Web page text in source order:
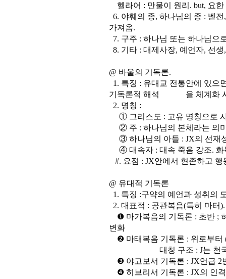
헬라어 : 만물이 원리. but, 요
6. 야훼의 종, 하나님의 종 : 벧
가져옴.
7. 구주 : 하나님 또는 하나님으
8. 기타 : 대제사장, 예언자, 선
@ 바울의 기독론.
1. 특징 : 유대교 전통안에 있으
기독론적 해석 을 체계화
2. 명칭 :
① 그리스도 : 고유 명칭으로
② 주 : 하나님의 본체라는 의
③ 하나님의 아들 : JX의 선재
④ 대속자 : 대속 죽음 강조. 화
#. 요점 : JX안에서 현존하고
@ 유대적 기독론
1. 특징 :구약의 예언과 성취의
2. 대표적 : 공관복음(특히 마터
❶ 마가복음의 기독론 : 초반 ;
변화
❷ 마태복음 기독론 : 위로부터
대칭 구조 : J는 천국주
❸ 야고보서 기독론 : JX언급 2
❹ 히브리서 기독론 : JX의 인